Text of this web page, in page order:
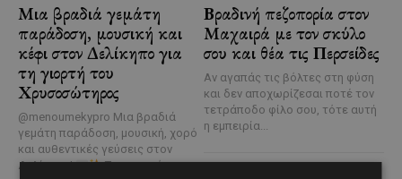
Μια βραδιά γεμάτη
παράδοση, μουσική και
κέφι στον Δελίκηπο για
τη γιορτή του
Χρυσοσώτηρος
@menoumekypro Μια βραδιά
γεμάτη παράδοση, μουσική, χορό
και αυθεντικές γεύσεις στον
Δελίκηπο!
Το κρητικό
Βραδινή πεζοπορία στον
Μαχαιρά με τον σκύλο
σου και θέα τις Περσείδες
Αν αγαπάς τις βόλτες στη φύση
και δεν αποχωρίζεσαι ποτέ τον
τετράποδο φίλο σου, τότε αυτή
η εμπειρία...